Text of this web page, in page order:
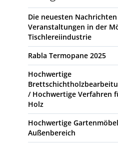
Die neuesten
Veranstaltungen in der
Tischlereiindustrie
Rabla Termopane 2025
Hochwertige
/ Hochwertige Verfahren
Holz
Hochwertige
Außenbereich